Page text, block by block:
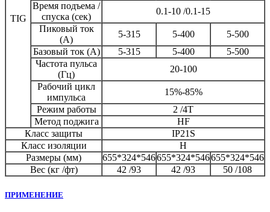
TIG
Время подъема /
спуска (сек)
0.1-10 /0.1-15
Пиковый ток
(A)
5-315 5-400
5-500
Базовый ток (A)
5-315 5-400
5-500
Частота пульса
(Гц)
20-100
Рабочий цикл
импульса
15%-85%
Режим работы
2 /4T
Метод поджига
HF
Класс защиты
IP21S
Класс изоляции
H
Размеры (мм)
655*324*546655*324*546655*324*546
Вес (кг /фт)
42 /93 42 /93 50 /108
ПРИМЕНЕНИЕ